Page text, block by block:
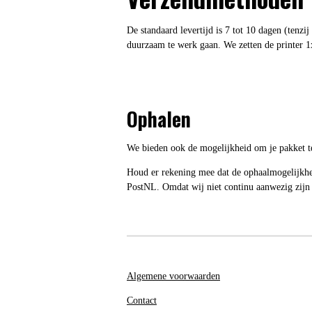
De standaard levertijd is 7 tot 10 dagen
duurzaam te werk gaan. We zetten de printer
Ophalen
We bieden ook de mogelijkheid om je pakket
Houd er rekening mee dat de
PostNL. Omdat wij niet continu aanwezig zijn
Algemene voorwaarden
Contact